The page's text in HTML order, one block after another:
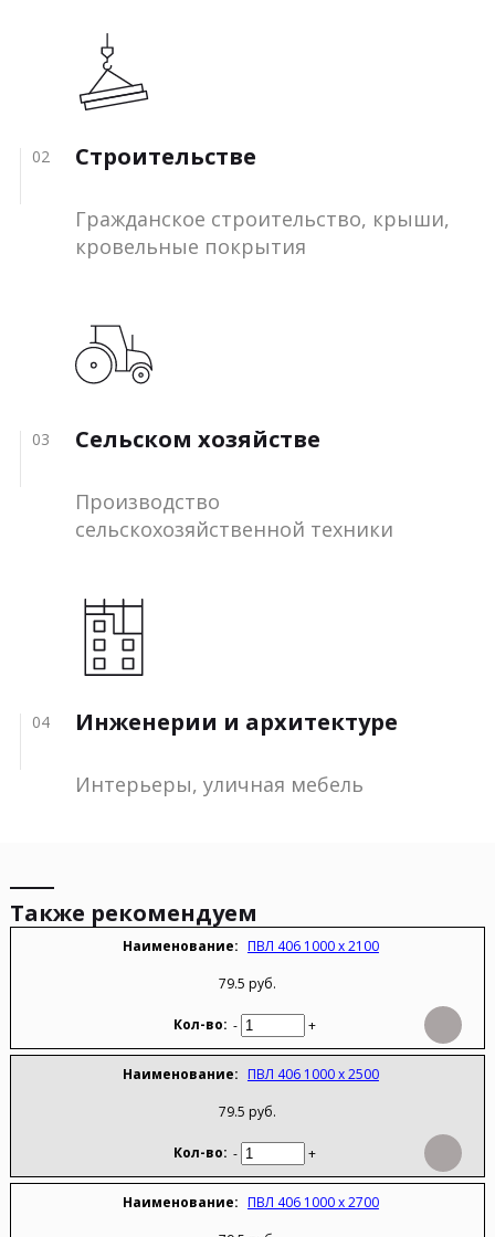
02 Строительстве
Гражданское строительство, крыши,
кровельные покрытия
03 Сельском хозяйстве
Производство
сельскохозяйственной техники
04 Инженерии и архитектуре
Интерьеры, уличная мебель
Также рекомендуем
ПВЛ 406 1000 х 2100
79.5 руб.
- +
ПВЛ 406 1000 х 2500
79.5 руб.
- +
ПВЛ 406 1000 х 2700